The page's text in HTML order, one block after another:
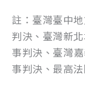
註：臺灣臺中
判決、臺灣新
事判決、臺灣
事判決、最高